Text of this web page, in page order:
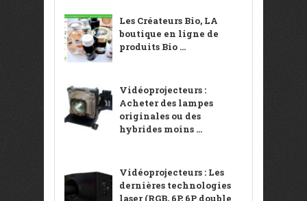
Les Créateurs Bio, LA
boutique en ligne de
produits Bio ...
Vidéoprojecteurs :
Acheter des lampes
originales ou des
hybrides moins ...
Vidéoprojecteurs : Les
dernières technologies
laser (RGB, 6P, 6P double